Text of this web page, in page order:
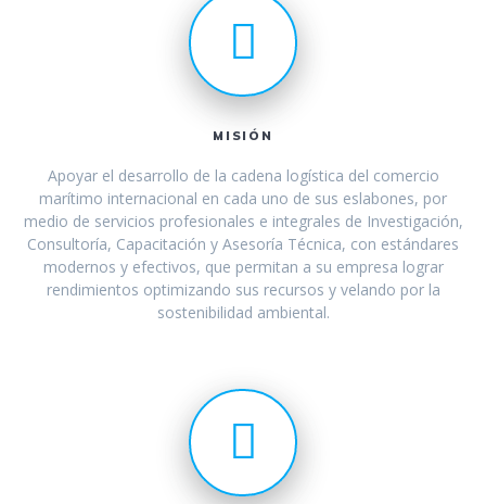
MISIÓN
Apoyar el desarrollo de la cadena logística del comercio
marítimo internacional en cada uno de sus eslabones, por
medio de servicios profesionales e integrales de Investigación,
Consultoría, Capacitación y Asesoría Técnica, con estándares
modernos y efectivos, que permitan a su empresa lograr
rendimientos optimizando sus recursos y velando por la
sostenibilidad ambiental.